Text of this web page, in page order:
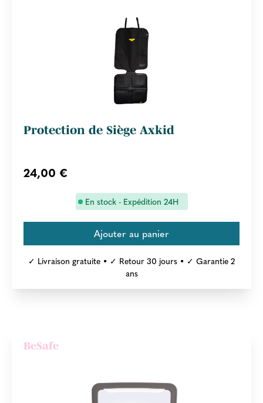
Protection de Siège Axkid
24,00 €
En stock - Expédition 24H
✓ Livraison gratuite • ✓ Retour 30 jours • ✓ Garantie 2
ans
BeSafe